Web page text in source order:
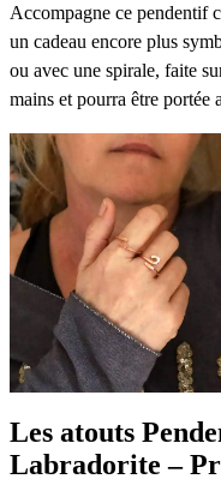
Accompagne ce pendentif
un cadeau encore plus
ou avec une spirale, faite
mains et pourra être portée
Les atouts
Labradorite –